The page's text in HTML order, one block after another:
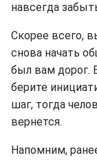
навсегда
Скорее всего,
снова начать
был вам дорог.
берите
шаг, тогда
вернется.
Напомним,